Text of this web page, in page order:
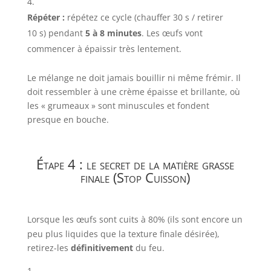
Répéter : répétez ce cycle (chauffer 30s / retirer
10s) pendant 5 à 8 minutes. Les œufs vont
commencer à épaissir très lentement.
Le mélange ne doit jamais bouillir ni même frémir. Il
doit ressembler à une crème épaisse et brillante, où
les « grumeaux » sont minuscules et fondent
presque en bouche.
Étape 4 : le secret de la matière grasse
finale (Stop Cuisson)
Lorsque les œufs sont cuits à 80% (ils sont encore un
peu plus liquides que la texture finale désirée),
retirez-les définitivementdu feu.